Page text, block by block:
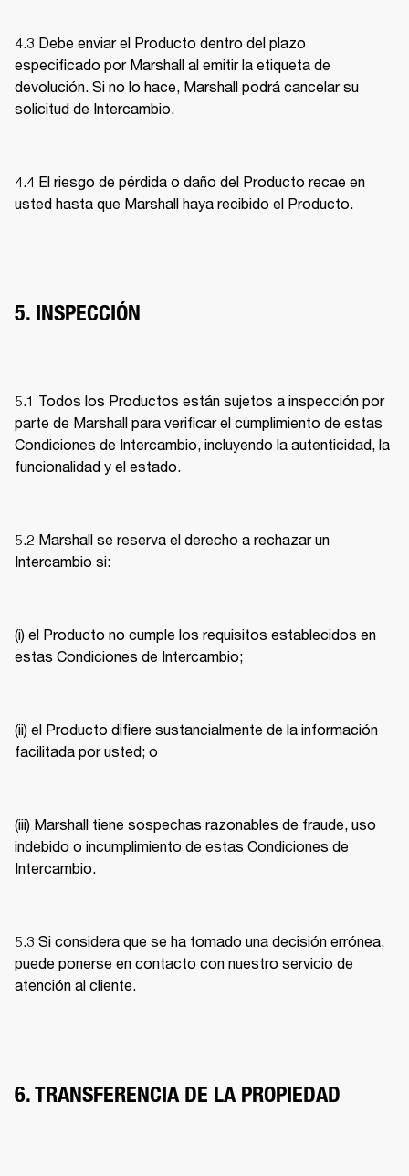
4.3 Debe enviar el Producto dentro del plazo
especificado por Marshall al emitir la etiqueta de
devolución. Si no lo hace, Marshall podrá cancelar su
solicitud de Intercambio.
4.4 El riesgo de pérdida o daño del Producto recae en
usted hasta que Marshall haya recibido el Producto.
5. INSPECCIÓN
5.1 Todos los Productos están sujetos a inspección por
parte de Marshall para verificar el cumplimiento de estas
Condiciones de Intercambio, incluyendo la autenticidad, la
funcionalidad y el estado.
5.2 Marshall se reserva el derecho a rechazar un
Intercambio si:
(i) el Producto no cumple los requisitos establecidos en
estas Condiciones de Intercambio;
(ii) el Producto difiere sustancialmente de la información
facilitada por usted; o
(iii) Marshall tiene sospechas razonables de fraude, uso
indebido o incumplimiento de estas Condiciones de
Intercambio.
5.3 Si considera que se ha tomado una decisión errónea,
puede ponerse en contacto con nuestro servicio de
atención al cliente.
6. TRANSFERENCIA DE LA PROPIEDAD